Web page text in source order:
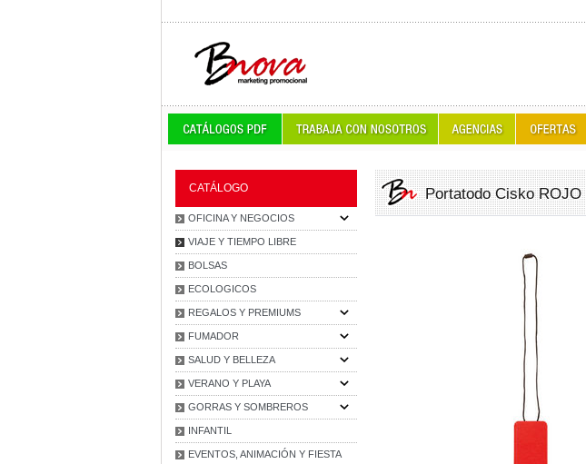
CATÁLOGO
OFICINA Y NEGOCIOS
VIAJE Y TIEMPO LIBRE
BOLSAS
ECOLOGICOS
REGALOS Y PREMIUMS
FUMADOR
SALUD Y BELLEZA
VERANO Y PLAYA
GORRAS Y SOMBREROS
INFANTIL
EVENTOS, ANIMACIÓN Y FIESTA
Portatodo Cisko ROJO